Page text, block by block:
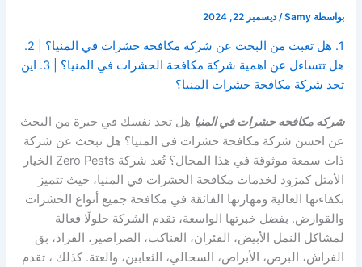
بواسطة Samy
/ديسمبر 22, 2024
1. هل تعبت من البحث عن شركة مكافحة حشرات في المنيا؟ | 2.
هل تتساءل عن اهمية شركة مكافحة الحشرات في المنيا؟ | 3. اين
تجد شركة مكافحة حشرات المنيا؟
شركه مكافحه حشرات في المنيا هل تجد نفسك في حيرة من البحث
عن احسن شركة مكافحة حشرات في المنيا؟ هل تبحث عن شركة
ذات سمعة موثوقة في هذا المجال؟ تُعد شركة Zero Pests الخيار
الأمثل كمزود لخدمات مكافحة الحشرات في المنيا، حيث تتميز
بكفاءتها العالية ومهارتها الفائقة في مكافحة جميع أنواع الحشرات
والقوارض. بفضل خبرتها الواسعة، تقدم الشركة حلولًا فعالة
لمشاكل النمل الأبيض، الفئران، العناكب، الصراصير، القراد، بق
الفراش، البرص، الأبراص، السحالي، الثعابين، والعتة. كذلك ، تقدم